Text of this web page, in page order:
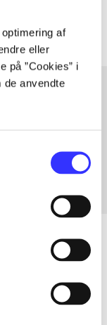
af
eller
på ”Cookies” i
de anvendte